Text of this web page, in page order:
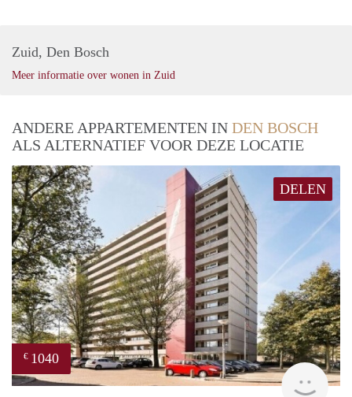
Zuid, Den Bosch
Meer informatie over wonen in Zuid
ANDERE APPARTEMENTEN IN DEN BOSCH
ALS ALTERNATIEF VOOR DEZE LOCATIE
DELEN
€ 1040